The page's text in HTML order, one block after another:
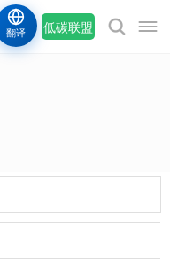
低碳联盟
翻译